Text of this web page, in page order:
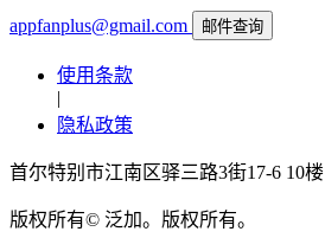
appfanplus@gmail.com 邮件查询
使用条款
|
隐私政策
首尔特别市江南区驿三路3街17-6 10楼
版权所有© 泛加。版权所有。